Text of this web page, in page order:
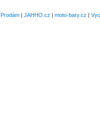
Prodám| JAHHO.cz | moto-bary.cz |